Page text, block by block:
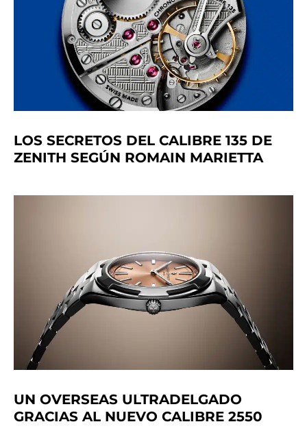
LOS SECRETOS DEL CALIBRE 135 DE
ZENITH SEGÚN ROMAIN MARIETTA
UN OVERSEAS ULTRADELGADO
GRACIAS AL NUEVO CALIBRE 2550